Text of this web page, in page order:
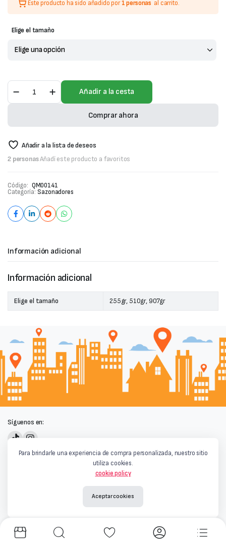
precios:
desde
3,50 €
7,50 €
Este producto ha sido añadido por1 personas al carrito.
Elige el tamaño
Ostras
cantidad
Añadir a la cesta
Comprar ahora
Añadir a la lista de deseos
2 personasAñadí este producto a favoritos
Código: QM00141
Categoría: Sazonadores
Información adicional
Información adicional
Elige el tamaño 255gr, 510gr, 907gr
Síguenos en:
Powered by
Para brindarle una experiencia de compra personalizada, nuestro sitio
utiliza cookies.
cookie policy
Aceptar cookies